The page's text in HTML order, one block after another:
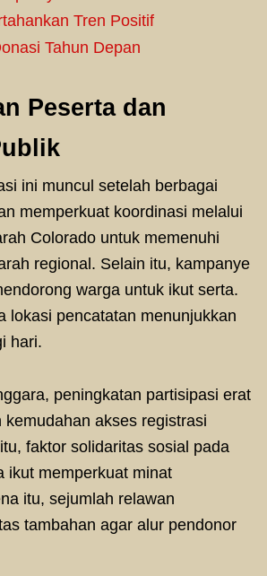
Tren Positif
Tahun Depan
Peserta dan
ini muncul setelah berbagai
memperkuat koordinasi melalui
Colorado untuk memenuhi
regional. Selain itu, kampanye
warga untuk ikut serta.
lokasi pencatatan menunjukkan
hari.
peningkatan partisipasi erat
kemudahan akses registrasi
faktor solidaritas sosial pada
ikut memperkuat minat
itu, sejumlah relawan
tambahan agar alur pendonor